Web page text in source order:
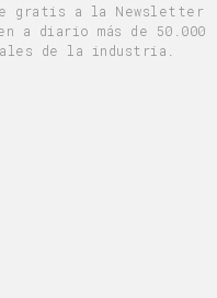
gratis a la Newsletter
a diario más de 50.000
de la industria.